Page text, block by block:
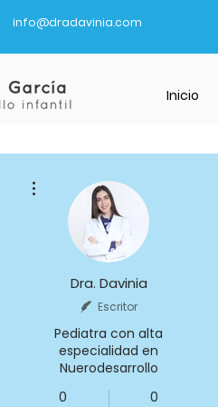
info@dradavinia.com
Inicio
Dra. Davinia
Escritor
Pediatra con alta
especialidad en
Nuerodesarrollo
0
0